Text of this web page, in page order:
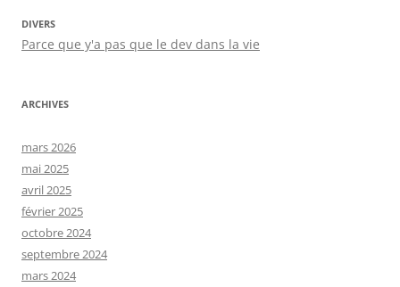
DIVERS
Parce que y'a pas que le dev dans la vie
ARCHIVES
mars 2026
mai 2025
avril 2025
février 2025
octobre 2024
septembre 2024
mars 2024